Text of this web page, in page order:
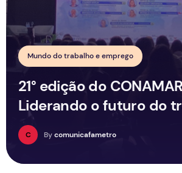
Mundo do trabalho e emprego
21° edição do
Liderando o futuro do
C Bycomunicafametro